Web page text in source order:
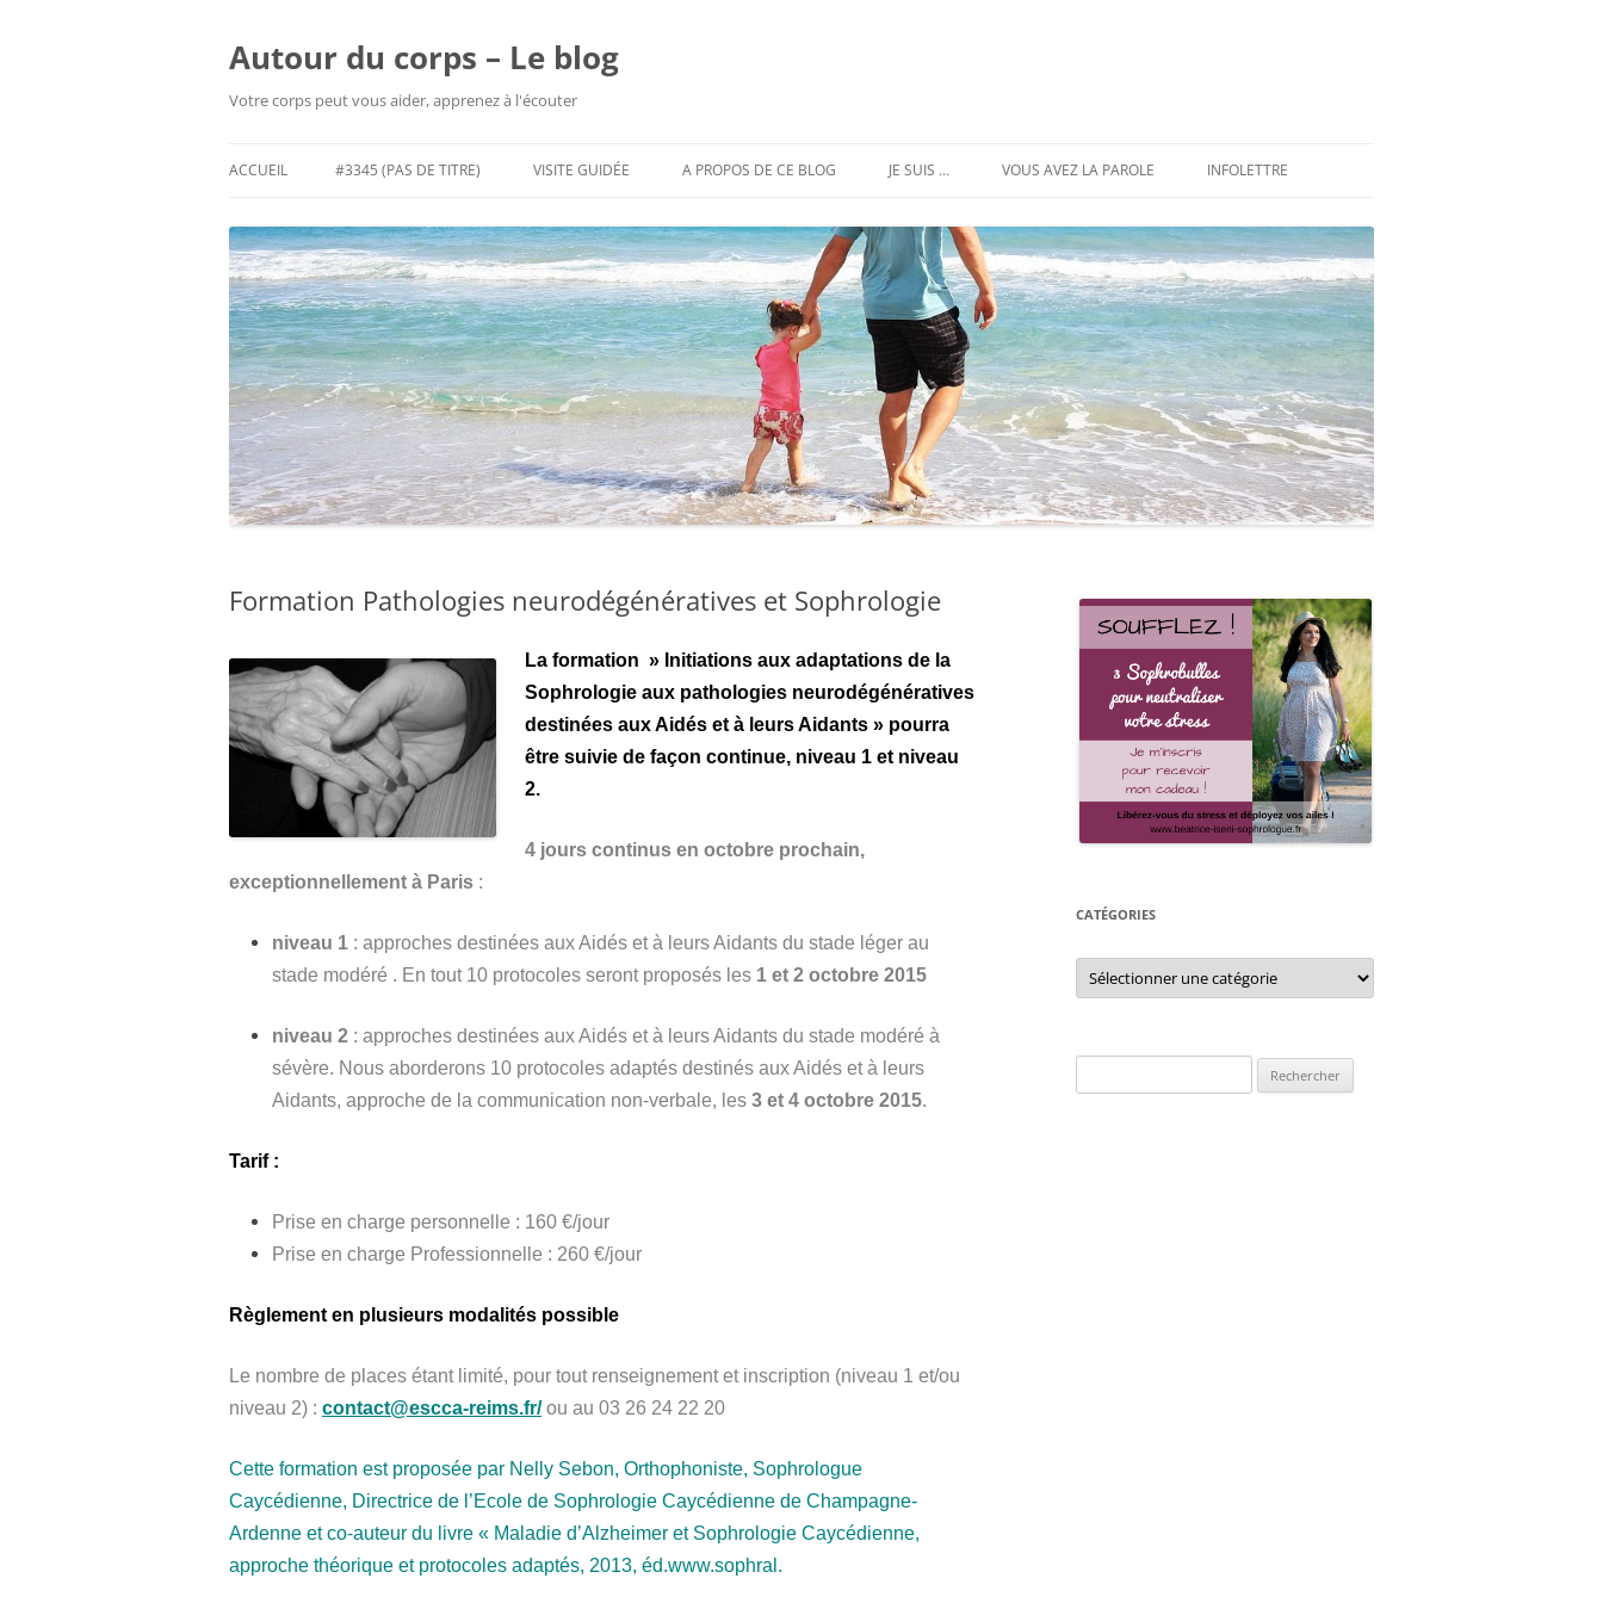
Autour du corps – Le blog
Votre corps peut vous aider, apprenez à l'écouter
ACCUEIL #3345 (PAS DE TITRE) VISITE GUIDÉE A PROPOS DE CE BLOG JE SUIS … VOUS AVEZ LA PAROLE INFOLETTRE
Formation Pathologies neurodégénératives et Sophrologie
La formation » Initiations aux adaptations de la
Sophrologie aux pathologies neurodégénératives
destinées aux Aidés et à leurs Aidants » pourra
être suivie de façon continue, niveau 1 et niveau
2.
4 jours continus en octobre prochain,
exceptionnellement à Paris :
niveau 1 : approches destinées aux Aidés et à leurs Aidants du stade léger au
stade modéré . En tout 10 protocoles seront proposés les 1 et 2 octobre 2015
niveau 2 : approches destinées aux Aidés et à leurs Aidants du stade modéré à
sévère. Nous aborderons 10 protocoles adaptés destinés aux Aidés et à leurs
Aidants, approche de la communication non-verbale, les 3 et 4 octobre 2015.
Tarif :
Prise en charge personnelle : 160 €/jour
Prise en charge Professionnelle : 260 €/jour
Règlement en plusieurs modalités possible
Le nombre de places étant limité, pour tout renseignement et inscription (niveau 1 et/ou
niveau 2) : contact@escca-reims.fr/ou au 03 26 24 22 20
Cette formation est proposée par Nelly Sebon, Orthophoniste, Sophrologue
Caycédienne, Directrice de l’Ecole de Sophrologie Caycédienne de Champagne-
Ardenne et co-auteur du livre « Maladie d’Alzheimer et Sophrologie Caycédienne,
approche théorique et protocoles adaptés, 2013, éd.www.sophral.
CATÉGORIES
Catégories